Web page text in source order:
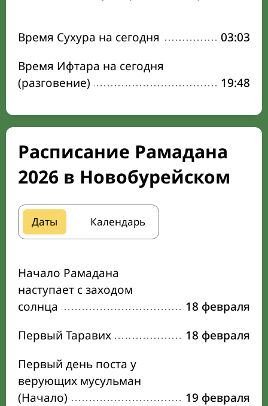
Время Сухура на сегодня
03:03
Время Ифтара на сегодня
(разговение)
19:48
Расписание Рамадана
2026 в Новобурейском
Даты Календарь
Начало Рамадана
наступает с заходом
солнца
18 февраля
Первый Таравих
18 февраля
Первый день поста у
верующих мусульман
(Начало)
19 февраля